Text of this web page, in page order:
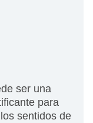
ser una
para
sentidos de